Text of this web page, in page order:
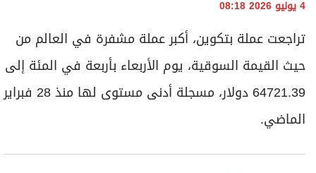
عدد اليوم
مواقيت الصلاة
الأحوال الجوية
4 يونيو 2026 08:18
تراجعت عملة ​بتكوين، أكبر ‌عملة مشفرة ⁠في ‌العالم ⁠من ​
حيث ⁠القيمة السوقية، ⁠يوم ⁠الأربعاء بأربعة ⁠في المئة ​إلى
⁠64721.39 دولار، مسجلة ​أدنى ‌مستوى ​لها ​منذ 28 ⁠فبراير
الماضي.